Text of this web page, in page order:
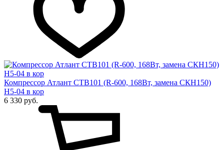
Компрессор Атлант СТВ101 (R-600, 168Вт, замена СКН150)
Н5-04 в кор
6 330 руб.